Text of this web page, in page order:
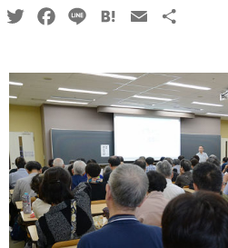
TwitterFacebook
Line HatenaEmail